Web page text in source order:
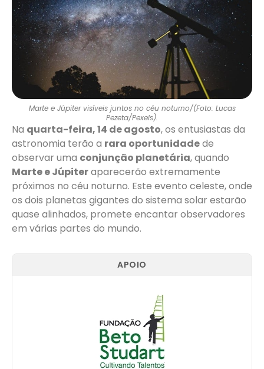
Marte e Júpiter visíveis juntos no céu noturno/(Foto: Lucas
Pezeta/Pexels).
Na quarta-feira, 14 de agosto, os entusiastas da
astronomia terão a rara oportunidadede
observar uma conjunção planetária, quando
Marte e Júpiteraparecerão extremamente
próximos no céu noturno. Este evento celeste, onde
os dois planetas gigantes do sistema solar estarão
quase alinhados, promete encantar observadores
em várias partes do mundo.
APOIO